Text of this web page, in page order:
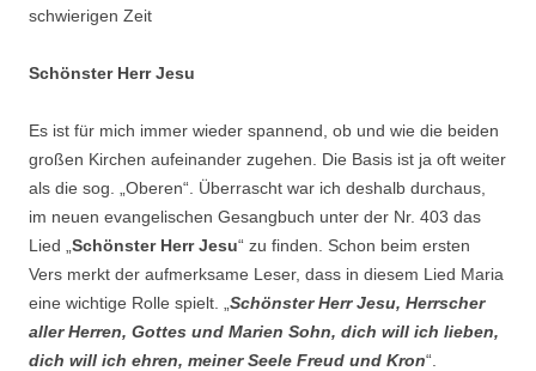
schwierigen Zeit
Schönster Herr Jesu
Es ist für mich immer wieder spannend, ob und wie die beiden
großen Kirchen aufeinander zugehen. Die Basis ist ja oft weiter
als die sog. „Oberen“. Überrascht war ich deshalb durchaus,
im neuen evangelischen Gesangbuch unter der Nr. 403 das
Lied „ Schönster Herr Jesu“ zu finden. Schon beim ersten
Vers merkt der aufmerksame Leser, dass in diesem Lied Maria
eine wichtige Rolle spielt. „ Schönster Herr Jesu, Herrscher
aller Herren, Gottes und Marien Sohn, dich will ich lieben,
dich will ich ehren, meiner Seele Freud und Kron“.